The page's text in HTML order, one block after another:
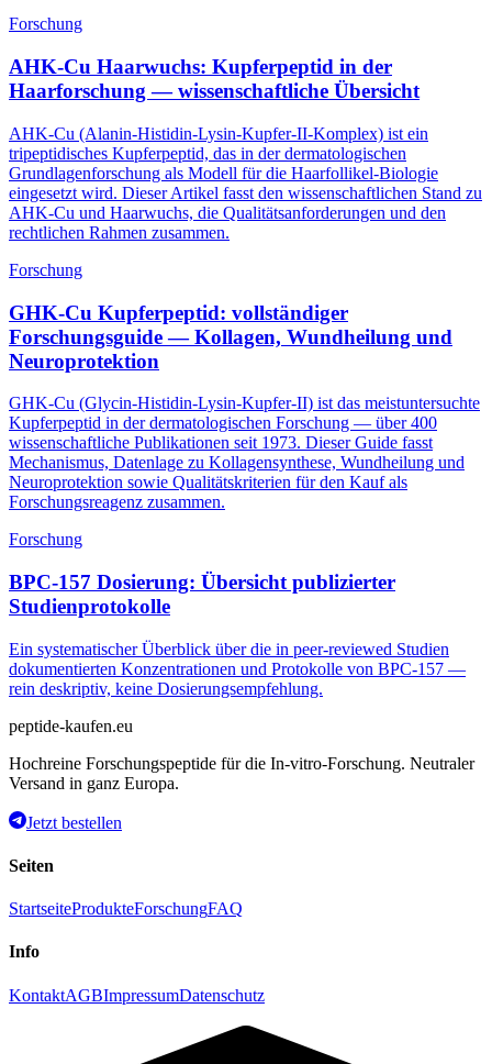
Forschung
AHK-Cu Haarwuchs: Kupferpeptid in der
Haarforschung — wissenschaftliche Übersicht
AHK-Cu (Alanin-Histidin-Lysin-Kupfer-II-Komplex) ist ein
tripeptidisches Kupferpeptid, das in der dermatologischen
Grundlagenforschung als Modell für die Haarfollikel-Biologie
eingesetzt wird. Dieser Artikel fasst den wissenschaftlichen Stand zu
AHK-Cu und Haarwuchs, die Qualitätsanforderungen und den
rechtlichen Rahmen zusammen.
Forschung
GHK-Cu Kupferpeptid: vollständiger
Forschungsguide — Kollagen, Wundheilung und
Neuroprotektion
GHK-Cu (Glycin-Histidin-Lysin-Kupfer-II) ist das meistuntersuchte
Kupferpeptid in der dermatologischen Forschung — über 400
wissenschaftliche Publikationen seit 1973. Dieser Guide fasst
Mechanismus, Datenlage zu Kollagensynthese, Wundheilung und
Neuroprotektion sowie Qualitätskriterien für den Kauf als
Forschungsreagenz zusammen.
Forschung
BPC-157 Dosierung: Übersicht publizierter
Studienprotokolle
Ein systematischer Überblick über die in peer-reviewed Studien
dokumentierten Konzentrationen und Protokolle von BPC-157 —
rein deskriptiv, keine Dosierungsempfehlung.
peptide-kaufen.eu
Hochreine Forschungspeptide für die In-vitro-Forschung. Neutraler
Versand in ganz Europa.
Jetzt bestellen
Seiten
StartseiteProdukteForschungFAQ
Info
KontaktAGBImpressumDatenschutz